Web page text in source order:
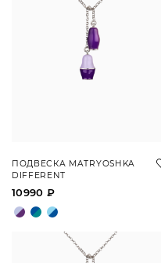
ПОДВЕСКА MATRYOSHKA
DIFFERENT
10990 ₽